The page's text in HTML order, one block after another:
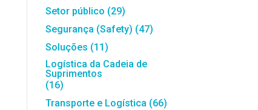
Setor público (29)
Segurança (Safety) (47)
Soluções (11)
Logística da Cadeia de
Suprimentos
(16)
Transporte e Logística (66)